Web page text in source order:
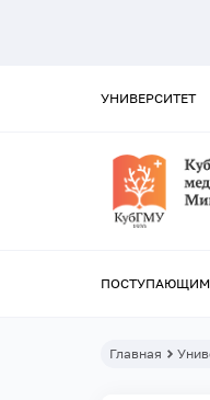
УНИВЕРСИТЕТ
ПОСТУПАЮЩИМ
Главная